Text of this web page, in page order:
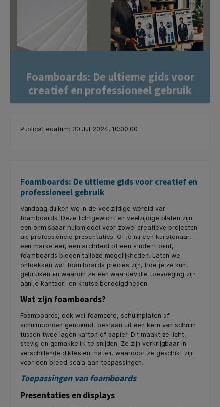
Foamboards: De ultieme gids voor
creatief en professioneel gebruik
Publicatiedatum: 30 Jul 2024, 10:00:00
Foamboards: De ultieme gids voor creatief en
professioneel gebruik
Vandaag duiken we in de veelzijdige wereld van
foamboards. Deze lichtgewicht en veelzijdige platen zijn
een onmisbaar hulpmiddel voor zowel creatieve projecten
als professionele presentaties. Of je nu een kunstenaar,
een marketeer, een architect of een student bent,
foamboards bieden talloze mogelijkheden. Laten we
ontdekken wat foamboards precies zijn, hoe je ze kunt
gebruiken en waarom ze een waardevolle toevoeging zijn
aan je kantoor- en knutselbenodigdheden.
Wat zijn foamboards?
Foamboards, ook wel foamcore, schuimplaten of
schuimborden genoemd, bestaan uit een kern van schuim
tussen twee lagen karton of papier. Dit maakt ze licht,
stevig en gemakkelijk te snijden. Ze zijn verkrijgbaar in
verschillende diktes en maten, waardoor ze geschikt zijn
voor een breed scala aan toepassingen.
Toepassingen van foamboards
Presentaties en displays